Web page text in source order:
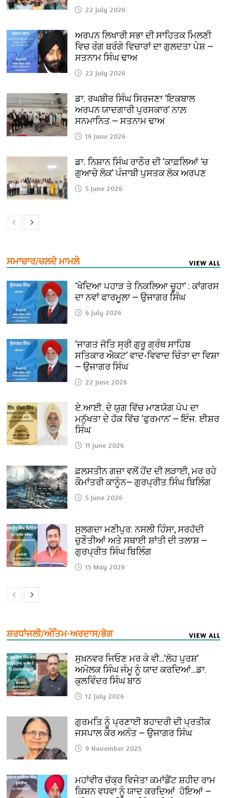
22 July 2026
ਅਰਪਨ ਲਿਖਾਰੀ ਸਭਾ ਦੀ ਸਾਹਿਤਕ ਮਿਲਣੀ
ਵਿਚ ਰੰਗ ਬਰੰਗੇ ਵਿਚਾਰਾਂ ਦਾ ਗੁਲਦਤਾ ਪੇਸ਼ —
ਸਤਨਾਮ ਸਿੰਘ ਢਾਅ
22 July 2026
ਡਾ. ਰਘਬੀਰ ਸਿੰਘ ਸਿਰਜਣਾ ‘ਇਕਬਾਲ
ਅਰਪਨ ਯਾਦਗਾਰੀ ਪੁਰਸਕਾਰ’ ਨਾਲ਼
ਸਨਮਾਨਿਤ — ਸਤਨਾਮ ਢਾਅ
19 June 2026
ਡਾ. ਨਿਸ਼ਾਨ ਸਿੰਘ ਰਾਠੌਰ ਦੀ ‘ਕਾਫ਼ਲਿਆਂ ’ਚ
ਗੁਆਚੇ ਲੋਕ’ ਪੰਜਾਬੀ ਪੁਸਤਕ ਲੋਕ ਅਰਪਣ
5 June 2026
ਸਮਾਚਾਰ/ਚਲਦੇ ਮਾਮਲੇ VIEW ALL
‘ਖੋਦਿਆ ਪਹਾੜ ਤੇ ਨਿਕਲਿਆ ਚੂਹਾ’ : ਕਾਂਗਰਸ
ਦਾ ਨਵਾਂ ਫਾਰਮੂਲਾ — ਉਜਾਗਰ ਸਿੰਘ
6 July 2026
‘ਜਾਗਤ ਜੋਤਿ ਸ੍ਰੀ ਗੁਰੂ ਗ੍ਰੰਥ ਸਾਹਿਬ
ਸਤਿਕਾਰ ਐਕਟ’ ਵਾਦ-ਵਿਵਾਦ ਚਿੰਤਾ ਦਾ ਵਿਸ਼ਾ
— ਉਜਾਗਰ ਸਿੰਘ
22 June 2026
ਏ.ਆਈ. ਦੇ ਯੁਗ ਵਿੱਚ ਮਾਣਯੋਗ ਪੋਪ ਦਾ
ਮਨੁੱਖਤਾ ਦੇ ਹੱਕ ਵਿੱਚ ‘ਫੁਰਮਾਨ’ — ਇੰਜ. ਈਸ਼ਰ
ਸਿੰਘ
11 June 2026
ਫ਼ਲਸਤੀਨ ਗਜ਼ਾ ਵਲੋਂ ਹੋਂਦ ਦੀ ਲੜਾਈ, ਮਰ ਰਹੇ
ਕੌਮਾਂਤਰੀ ਕਾਨੂੰਨ— ਗੁਰਪ੍ਰੀਤ ਸਿੰਘ ਬਿਲਿੰਗ
5 June 2026
ਸੁਲਗਦਾ ਮਣੀਪੁਰ: ਨਸਲੀ ਹਿੰਸਾ, ਸਰਹੱਦੀ
ਚੁਣੌਤੀਆਂ ਅਤੇ ਸਥਾਈ ਸ਼ਾਂਤੀ ਦੀ ਤਲਾਸ਼ —
ਗੁਰਪ੍ਰੀਤ ਸਿੰਘ ਬਿਲਿੰਗ
15 May 2026
ਸ਼ਰਧਾਂਜਲੀ/ਅੰਤਿਮ-ਅਰਦਾਸ/ਭੋਗ VIEW ALL
ਸੁਖ਼ਨਵਰ ਜਿਓਣ ਮਰ ਕੇ ਵੀ…‘ਲੋਹ ਪੁਰਸ਼’
ਅਮੋਲਕ ਸਿੰਘ ਜੰਮੂ ਨੂੰ ਯਾਦ ਕਰਦਿਆਂ…ਡਾ.
ਕੁਲਵਿੰਦਰ ਸਿੰਘ ਬਾਠ
12 July 2026
ਗੁਰਮਤਿ ਨੂੰ ਪ੍ਰਣਾਈ ਬਹਾਦਰੀ ਦੀ ਪ੍ਰਤੀਕ
ਜਸਪਾਲ ਕੌਰ ਅਨੰਤ — ਉਜਾਗਰ ਸਿੰਘ
9 November 2025
ਮਹਾਂਵੀਰ ਚੱਕ੍ਰ ਵਿਜੇਤਾ ਕਮਾਂਡੈਂਟ ਸ਼ਹੀਦ ਰਾਮ
ਕਿਸ਼ਨ ਵਧਵਾ ਨੂੰ ਯਾਦ ਕਰਦਿਆਂ ਹੋਇਆਂ —